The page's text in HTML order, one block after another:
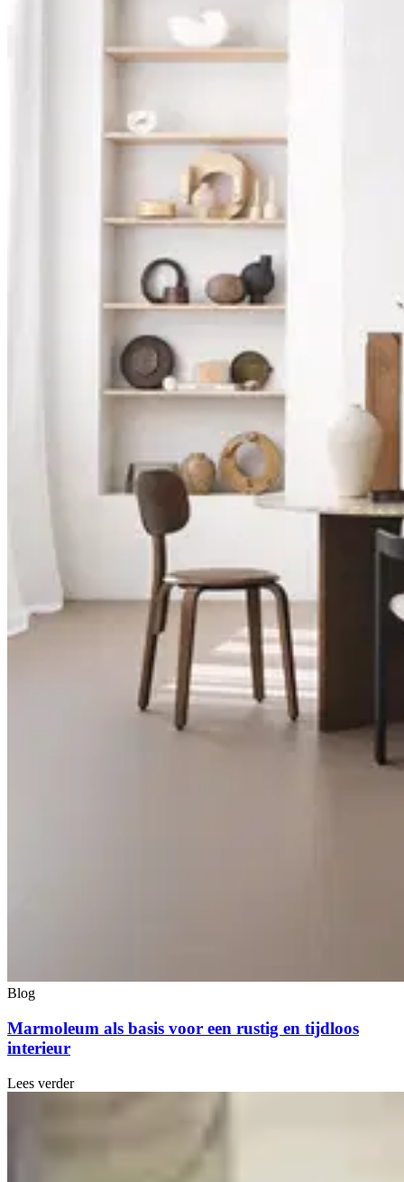
Blog
Marmoleum als basis voor een rustig en tijdloos
interieur
Lees verder